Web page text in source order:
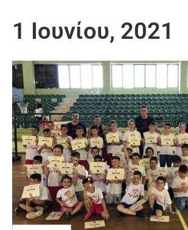
1 Ιουνίου, 2021